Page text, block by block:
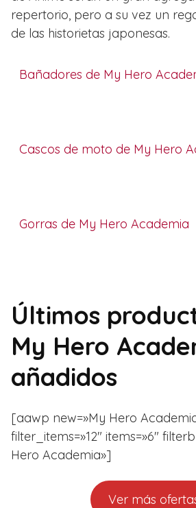
repertorio, pero a su vez un
de las historietas japonesas.
Bañadores de My Hero
Cascos de moto de My Hero
Gorras de My Hero Academia
Últimos
My Hero
añadidos
[aawp new=»My Hero
filter_items=»12″ items=»6″
Hero Academia»]
Ver más